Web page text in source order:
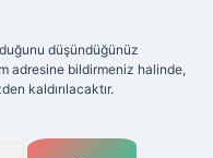
düşündüğünüz
adresine bildirmeniz halinde,
kaldırılacaktır.